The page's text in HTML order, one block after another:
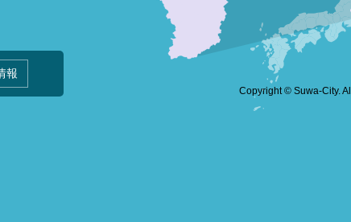
報
Copyright © Suwa-City.